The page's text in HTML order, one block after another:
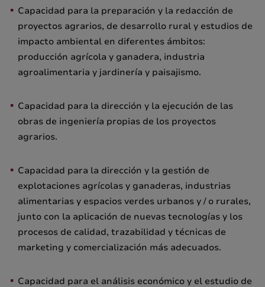
Capacidad para la preparación y la redacción de
proyectos agrarios, de desarrollo rural y estudios de
impacto ambiental en diferentes ámbitos:
producción agrícola y ganadera, industria
agroalimentaria y jardinería y paisajismo.
Capacidad para la dirección y la ejecución de las
obras de ingeniería propias de los proyectos
agrarios.
Capacidad para la dirección y la gestión de
explotaciones agrícolas y ganaderas, industrias
alimentarias y espacios verdes urbanos y / o rurales,
junto con la aplicación de nuevas tecnologías y los
procesos de calidad, trazabilidad y técnicas de
marketing y comercialización más adecuados.
Capacidad para el análisis económico y el estudio de